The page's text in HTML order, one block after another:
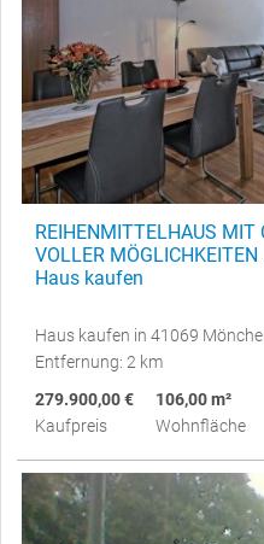
REIHENMITTELHAUS MIT
VOLLER
Haus kaufen
Haus kaufen in 41069
Entfernung: 2 km
279.900,00 €
Kaufpreis
106,00 m²
Wohnfläche